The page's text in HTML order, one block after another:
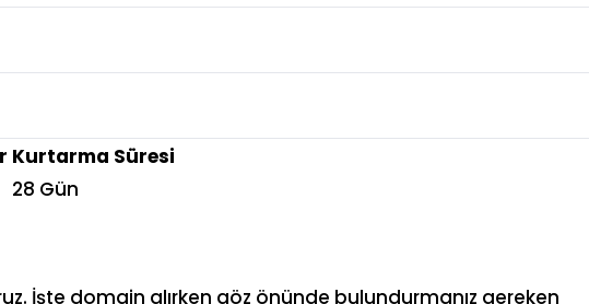
Kurtarma Süresi
28 Gün
İşte domain alırken göz önünde bulundurmanız gereken